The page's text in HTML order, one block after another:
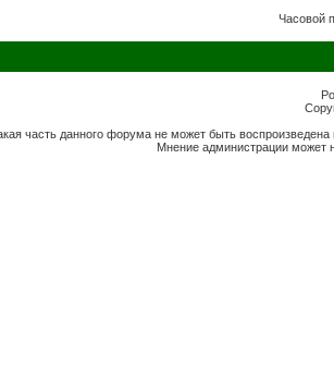
Часовой
часть данного форума не может быть
Мнение администрации может